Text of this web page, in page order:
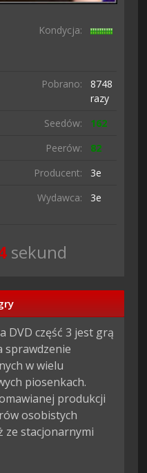
Kondycja:
Pobrano:
8748
razy
Seedów:
162
Peerów:
82
Producent:
3e
Wydawca: 3e
sekund
DVD część 3 jest grą
sprawdzenie
w wielu
piosenkach.
produkcji
osobistych
ze stacjonarnymi